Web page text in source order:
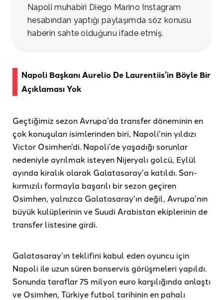
Napoli muhabiri Diego Marino Instagram
hesabından yaptığı paylaşımda söz konusu
haberin sahte olduğunu ifade etmiş.
Napoli Başkanı Aurelio De Laurentiis’in Böyle Bir
Açıklaması Yok
Geçtiğimiz sezon Avrupa’da transfer döneminin en
çok konuşulan isimlerinden biri, Napoli’nin yıldızı
Victor Osimhen’di. Napoli’de yaşadığı sorunlar
nedeniyle ayrılmak isteyen Nijeryalı golcü, Eylül
ayında kiralık olarak Galatasaray’a katıldı. Sarı-
kırmızılı formayla başarılı bir sezon geçiren
Osimhen, yalnızca Galatasaray’ın değil, Avrupa’nın
büyük kulüplerinin ve Suudi Arabistan ekiplerinin de
transfer listesine girdi.
Galatasaray’ın teklifini kabul eden oyuncu için
Napoli ile uzun süren bonservis görüşmeleri yapıldı.
Sonunda taraflar 75 milyon euro karşılığında anlaştı
ve Osimhen, Türkiye futbol tarihinin en pahalı